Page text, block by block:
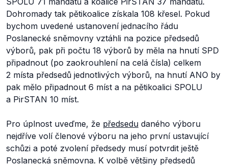
Dohromady tak pětikoalice získala 108 křesel. Pokud
bychom uvedené ustanovení jednacího řádu
Poslanecké sněmovny vztáhli na pozice předsedů
výborů, pak při počtu 18 výborů by měla na hnutí SPD
připadnout (po zaokrouhlení na celá čísla) celkem
2 místa předsedů jednotlivých výborů, na hnutí ANO by
pak mělo připadnout 6 míst a na pětikoalici SPOLU
a PirSTAN 10 míst.
Pro úplnost uveďme, že předsedu daného výboru
nejdříve volí členové výboru na jeho první ustavující
schůzi a poté zvolení předsedy musí potvrdit ještě
Poslanecká sněmovna. K volbě většiny předsedů